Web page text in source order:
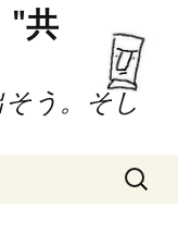
"共
う。そし
検
索: